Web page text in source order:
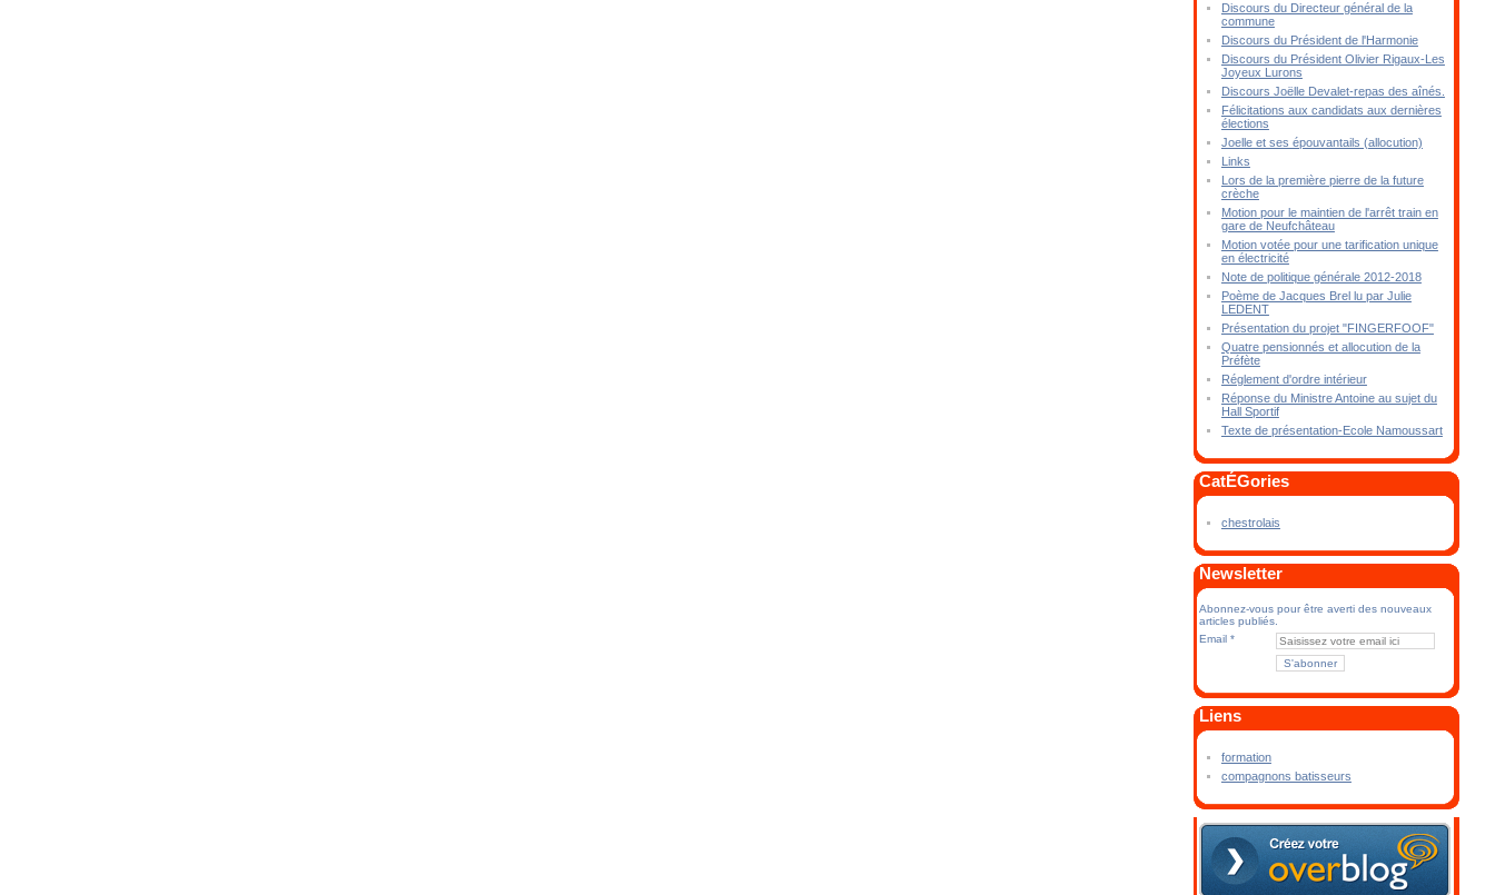
Discours du Directeur général de la
commune
Discours du Président de l'Harmonie
Discours du Président Olivier Rigaux-Les
Joyeux Lurons
Discours Joëlle Devalet-repas des aînés.
Félicitations aux candidats aux dernières
élections
Joelle et ses épouvantails (allocution)
Links
Lors de la première pierre de la future
crèche
Motion pour le maintien de l'arrêt train en
gare de Neufchâteau
Motion votée pour une tarification unique
en électricité
Note de politique générale 2012-2018
Poème de Jacques Brel lu par Julie
LEDENT
Présentation du projet "FINGERFOOF"
Quatre pensionnés et allocution de la
Préfète
Réglement d'ordre intérieur
Réponse du Ministre Antoine au sujet du
Hall Sportif
Texte de présentation-Ecole Namoussart
CatÉGories
chestrolais
Newsletter
Abonnez-vous pour être averti des nouveaux
articles publiés.
Email
Liens
formation
compagnons batisseurs